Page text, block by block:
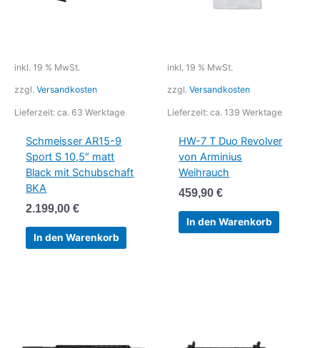
inkl. 19 % MwSt.
zzgl. Versandkosten
Lieferzeit: ca. 63 Werktage
Schmeisser AR15-9
Sport S 10,5″ matt
Black mit Schubschaft
BKA
2.199,00€
In den Warenkorb
inkl. 19 % MwSt.
zzgl. Versandkosten
Lieferzeit: ca. 139 Werktage
HW-7 T Duo Revolver
von Arminius
Weihrauch
459,90€
In den Warenkorb